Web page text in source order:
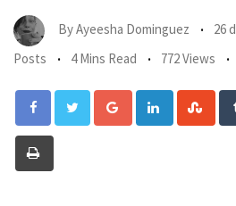
ByAyeesha Dominguez
26
Posts
4 Mins Read 772 Views
Google+ LinkedIn